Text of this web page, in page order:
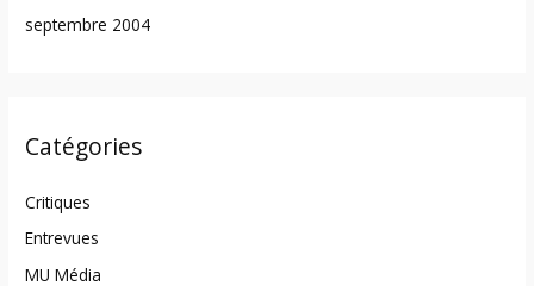
septembre 2004
Catégories
Critiques
Entrevues
MU Média